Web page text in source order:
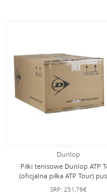
Dunlop
Piłki tenisowe Dunlop ATP
(oficjalna piłka ATP Tour)
24x3 szt. w kartonie
SRP: 251,76€